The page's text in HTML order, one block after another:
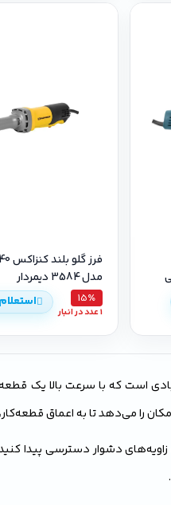
مدل 3584 دیمردار
15٪
1 عدد در انبار
بادی است که با سرعت بالا یک
را می‌دهد تا به اعماق قطعه‌کار،
دشوار دسترسی پیدا کنید.